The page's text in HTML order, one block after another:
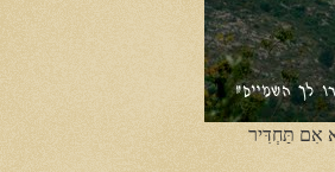
אִם תַּחְדִּיר